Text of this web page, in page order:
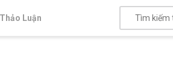
Thảo Luận